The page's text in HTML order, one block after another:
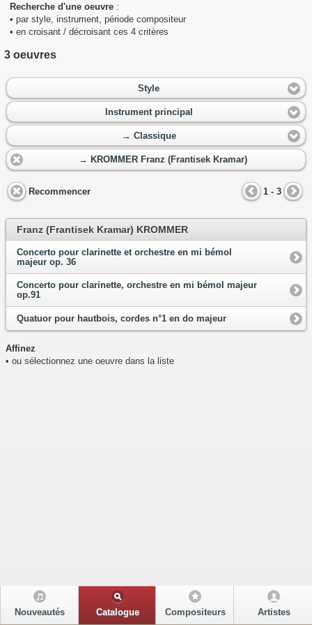
Recherche d'une oeuvre :
• par style, instrument, période compositeur
• en croisant / décroisant ces 4 critères
3 oeuvres
Style
Instrument principal
→ Classique
→ KROMMER Franz (Frantisek Kramar)
Recommencer 1 - 3
Franz (Frantisek Kramar) KROMMER
Concerto pour clarinette et orchestre en mi bémol
majeur op. 36
Concerto pour clarinette, orchestre en mi bémol majeur
op.91
Quatuor pour hautbois, cordes n°1 en do majeur
Affinez
• ou sélectionnez une oeuvre dans la liste
Nouveautés Catalogue Compositeurs Artistes